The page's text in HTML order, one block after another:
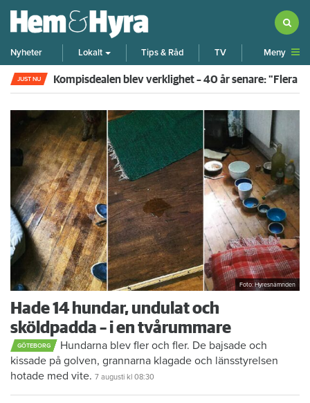
Nyheter Lokalt Tips & Råd TV Meny
JUST NU Kompisdealen blev verklighet – 40 år senare: "Flera
Foto: Hyresnämnden
Hade 14 hundar, undulat och
sköldpadda – i en tvårummare
GÖTEBORG
Hundarna blev fler och fler. De bajsade och
kissade på golven, grannarna klagade och länsstyrelsen
hotade med vite. 7 augusti kl 08:30